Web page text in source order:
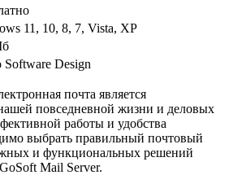
11, 10, 8, 7, Vista, XP
Software Design
почта является
повседневной жизни и деловых
работы и удобства
выбрать правильный почтовый
и функциональных решений
Mail Server.